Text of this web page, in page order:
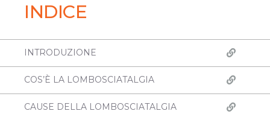
INDICE
INTRODUZIONE
COS’È LA LOMBOSCIATALGIA
CAUSE DELLA LOMBOSCIATALGIA